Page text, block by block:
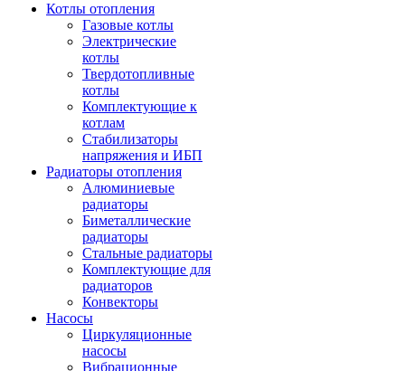
Котлы отопления
Газовые котлы
Электрические
котлы
Твердотопливные
котлы
Комплектующие к
котлам
Стабилизаторы
напряжения и ИБП
Радиаторы отопления
Алюминиевые
радиаторы
Биметаллические
радиаторы
Стальные радиаторы
Комплектующие для
радиаторов
Конвекторы
Насосы
Циркуляционные
насосы
Вибрационные